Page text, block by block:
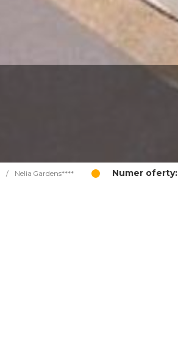
/ Nelia Gardens**** Numer oferty: